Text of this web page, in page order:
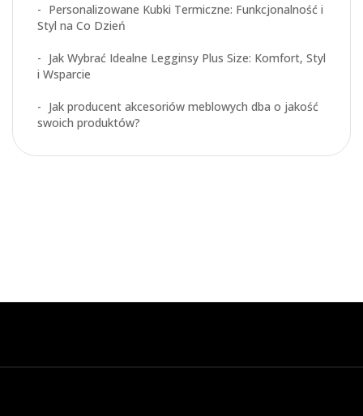
Personalizowane Kubki Termiczne: Funkcjonalność i
Styl na Co Dzień
Jak Wybrać Idealne Legginsy Plus Size: Komfort, Styl
i Wsparcie
Jak producent akcesoriów meblowych dba o jakość
swoich produktów?